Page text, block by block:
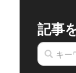
記事